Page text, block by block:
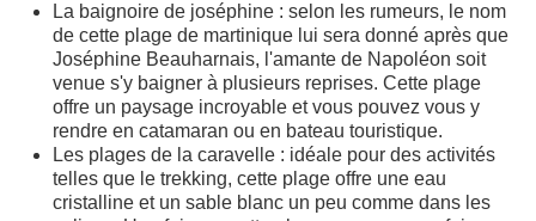
La baignoire de joséphine : selon les rumeurs, le nom
de cette plage de martinique lui sera donné après que
Joséphine Beauharnais, l'amante de Napoléon soit
venue s'y baigner à plusieurs reprises. Cette plage
offre un paysage incroyable et vous pouvez vous y
rendre en catamaran ou en bateau touristique.
Les plages de la caravelle : idéale pour des activités
telles que le trekking, cette plage offre une eau
cristalline et un sable blanc un peu comme dans les